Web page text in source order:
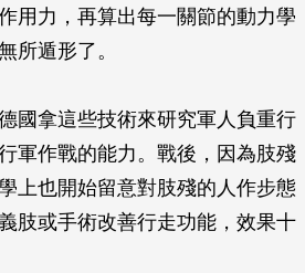
用力，再算出每一關節的動力學
所遁形了。
國拿這些技術來研究軍人負重行
軍作戰的能力。戰後，因為肢殘
上也開始留意對肢殘的人作步態
肢或手術改善行走功能，效果十